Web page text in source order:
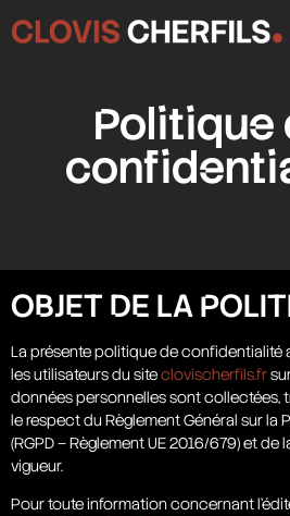
Politique
OBJET DE LA
La présente politique de confidentialité
les utilisateurs du siteclovischerfils.fr
données personnelles sont collectées,
le respect du Règlement Général sur la
(RGPD – Règlement UE 2016/679) et
vigueur.
Pour toute information concernant